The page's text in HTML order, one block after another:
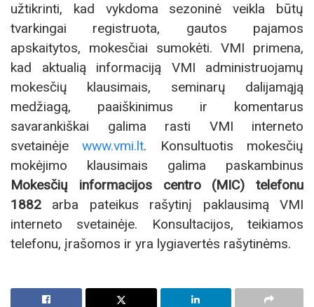
užtikrinti, kad vykdoma sezoninė veikla būtų
tvarkingai registruota, gautos pajamos
apskaitytos, mokesčiai sumokėti. VMI primena,
kad aktualią informaciją VMI administruojamų
mokesčių klausimais, seminarų dalijamąją
medžiagą, paaiškinimus ir komentarus
savarankiškai galima rasti VMI interneto
svetainėjewww.vmi.lt. Konsultuotis mokesčių
mokėjimo klausimais galima paskambinus
Mokesčių informacijos centro (MIC) telefonu
1882 arba pateikus rašytinį paklausimą VMI
interneto svetainėje. Konsultacijos, teikiamos
telefonu, įrašomos ir yra lygiavertės rašytinėms.